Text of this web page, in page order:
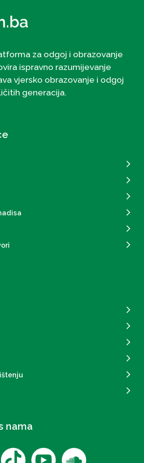
za odgoj i obrazovanje
ispravno razumijevanje
vjersko obrazovanje i odgoj
generacija.
nama